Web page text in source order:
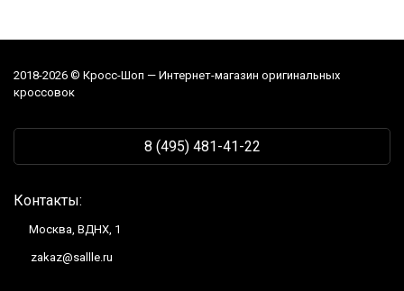
2018-2026 © Кросс-Шоп — Интернет-магазин оригинальных
кроссовок
8 (495) 481-41-22
Контакты:
Москва, ВДНХ, 1
zakaz@sallle.ru